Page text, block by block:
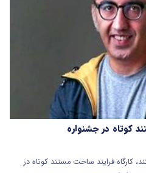
کوتاه در جشنواره
کارگاه فرایند ساخت مستند کوتاه در